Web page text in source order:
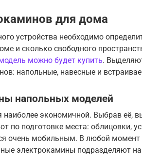
для дома
устройства необходимо
и сколько свободного
можно будет купить.
напольные, навесные и
напольных моделей
наиболее экономичной. Выбрав её,
по подготовке места: облицовки,
очень мобильным. В любой момент
электрокамины подразделяют